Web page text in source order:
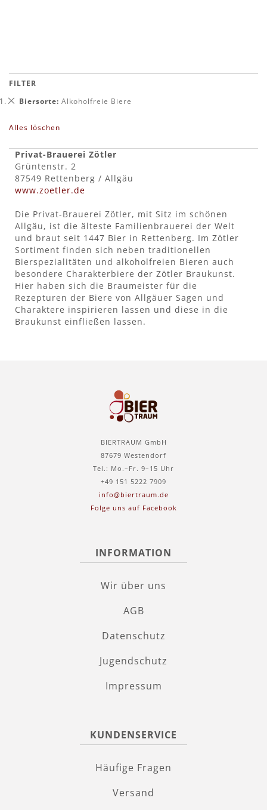
FILTER
Biersorte Alkoholfreie Biere
Dies
Alles löschen
Privat-Brauerei Zötler
Grüntenstr. 2
87549 Rettenberg / Allgäu
www.zoetler.de
Die Privat-Brauerei Zötler, mit Sitz im schönen
Allgäu, ist die älteste Familienbrauerei der Welt
und braut seit 1447 Bier in Rettenberg. Im Zötler
Sortiment finden sich neben traditionellen
Bierspezialitäten und alkoholfreien Bieren auch
besondere Charakterbiere der Zötler Braukunst.
Hier haben sich die Braumeister für die
Rezepturen der Biere von Allgäuer Sagen und
Charaktere inspirieren lassen und diese in die
Braukunst einfließen lassen.
BIERTRAUM GmbH
87679 Westendorf
Tel.: Mo.–Fr. 9–15 Uhr
+49 151 5222 7909
info@biertraum.de
Folge uns auf Facebook
INFORMATION
Wir über uns
AGB
Datenschutz
Jugendschutz
Impressum
KUNDENSERVICE
Häufige Fragen
Versand